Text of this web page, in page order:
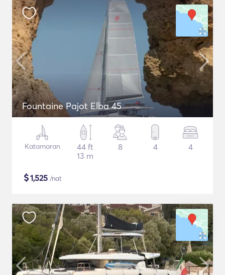
Fountaine Pajot Elba 45
Katamaran
44 ft
13 m
8 4 4
$1,525 /nat